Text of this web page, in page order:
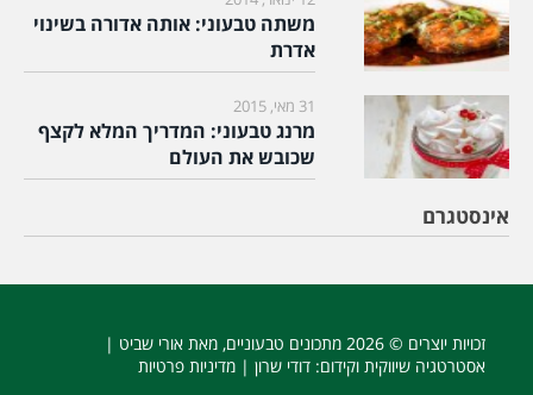
משתה טבעוני: אותה אדורה בשינוי
אדרת
31 מאי, 2015
מרנג טבעוני: המדריך המלא לקצף
שכובש את העולם
אינסטגרם
זכויות יוצרים © 2026 מתכונים טבעוניים, מאת אורי שביט |
אסטרטגיה שיווקית וקידום: דודי שרון | מדיניות פרטיות